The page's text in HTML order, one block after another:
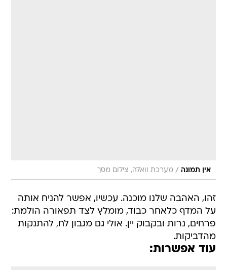
אין תמונה / מערכת וואלה, צילום מסך
זהו, האהבה שלנו מוכנה. עכשיו, אפשר להניח אותה
על המדף כלאחר כבוד, מומלץ לצד תפאורה הולמת:
פרחים, נרות ובקבוק יין. אולי גם מגבון לח, להתנקות
מהדביקות.
עוד אפשרות: